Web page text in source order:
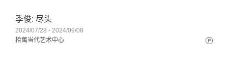
季俊: 尽头
2024/07/28 - 2024/09/08
拾萬当代艺术中心